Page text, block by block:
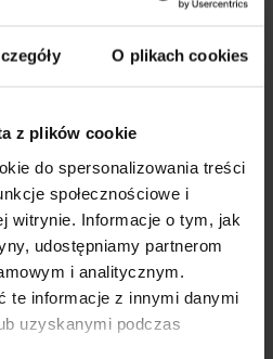
O plikach cookies
z plików cookie
do spersonalizowania treści
społecznościowe i
witrynie. Informacje o tym, jak
udostępniamy partnerom
i analitycznym.
te informacje z innymi danymi
uzyskanymi podczas
PRO SECUR 16
strumień stożkowy